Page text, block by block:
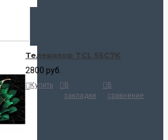
Телевизор TCL 55C7K
2800 руб.
Купить
В
закладки
В
сравнение